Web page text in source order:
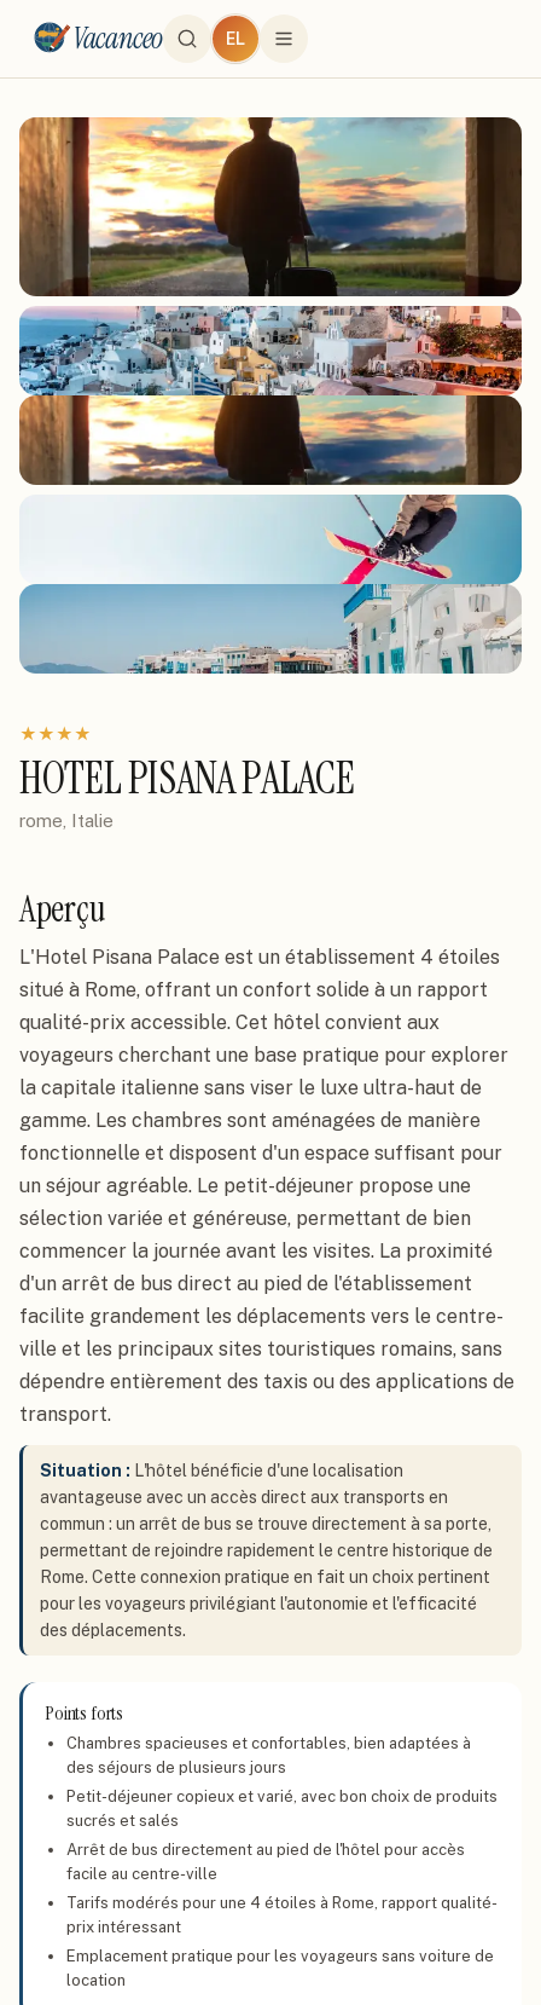
Vacanceo EL
★★★★
HOTEL PISANA PALACE
rome, Italie
Aperçu
L'Hotel Pisana Palace est un établissement 4 étoiles
situé à Rome, offrant un confort solide à un rapport
qualité-prix accessible. Cet hôtel convient aux
voyageurs cherchant une base pratique pour explorer
la capitale italienne sans viser le luxe ultra-haut de
gamme. Les chambres sont aménagées de manière
fonctionnelle et disposent d'un espace suffisant pour
un séjour agréable. Le petit-déjeuner propose une
sélection variée et généreuse, permettant de bien
commencer la journée avant les visites. La proximité
d'un arrêt de bus direct au pied de l'établissement
facilite grandement les déplacements vers le centre-
ville et les principaux sites touristiques romains, sans
dépendre entièrement des taxis ou des applications de
transport.
Situation : L'hôtel bénéficie d'une localisation
avantageuse avec un accès direct aux transports en
commun : un arrêt de bus se trouve directement à sa porte,
permettant de rejoindre rapidement le centre historique de
Rome. Cette connexion pratique en fait un choix pertinent
pour les voyageurs privilégiant l'autonomie et l'efficacité
des déplacements.
Points forts
Chambres spacieuses et confortables, bien adaptées à
des séjours de plusieurs jours
Petit-déjeuner copieux et varié, avec bon choix de produits
sucrés et salés
Arrêt de bus directement au pied de l'hôtel pour accès
facile au centre-ville
Tarifs modérés pour une 4 étoiles à Rome, rapport qualité-
prix intéressant
Emplacement pratique pour les voyageurs sans voiture de
location